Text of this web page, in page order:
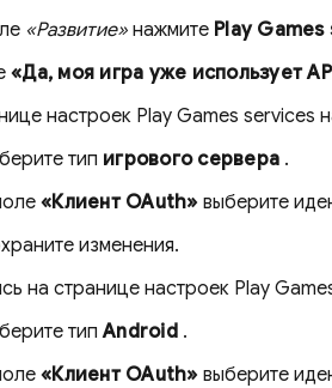
«Развитие» нажмите Play Games
«Да, моя игра уже использует
настроек Play Games services
тип игрового сервера .
«Клиент OAuth» выберите
изменения.
на странице настроек Play
типAndroid.
«Клиент OAuth» выберите